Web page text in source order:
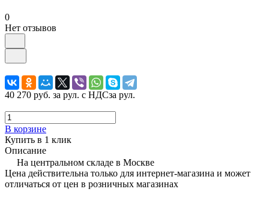
0
Нет отзывов
40 270 руб. за рул. с НДСза рул.
В корзине
Купить в 1 клик
Описание
На центральном складе в Москве
Цена действительна только для интернет-магазина и может
отличаться от цен в розничных магазинах